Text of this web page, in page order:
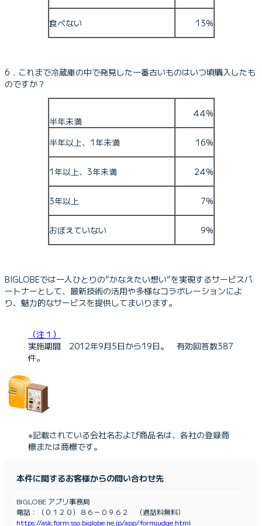
食べない 13%
6．これまで冷蔵庫の中で発見した一番古いものはいつ頃購入したも
のですか？
半年未満
44%
半年以上、1年未満 16%
1年以上、3年未満 24%
3年以上 7%
おぼえていない 9%
BIGLOBEでは一人ひとりの”かなえたい想い”を実現するサービスパ
ートナーとして、最新技術の活用や多様なコラボレーションによ
り、魅力的なサービスを提供してまいります。
（注１）
実施期間 2012年9月5日から19日。 有効回答数387
件。
※記載されている会社名および商品名は、各社の登録商
標または商標です。
本件に関するお客様からの問い合わせ先
BIGLOBE アプリ事務局
電話：（０１２０）８６－０９６２ （通話料無料）
https://ask.form.sso.biglobe.ne.jp/app/formjudge.html